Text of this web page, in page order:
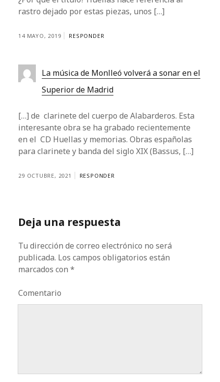
rastro dejado por estas piezas, unos […]
14 MAYO, 2019 RESPONDER
La música de Monlleó volverá a sonar en el
Superior de Madrid
[…] de clarinete del cuerpo de Alabarderos. Esta
interesante obra se ha grabado recientemente
en el CD Huellas y memorias. Obras españolas
para clarinete y banda del siglo XIX (Bassus, […]
29 OCTUBRE, 2021 RESPONDER
Deja una respuesta
Tu dirección de correo electrónico no será
publicada. Los campos obligatorios están
marcados con*
Comentario